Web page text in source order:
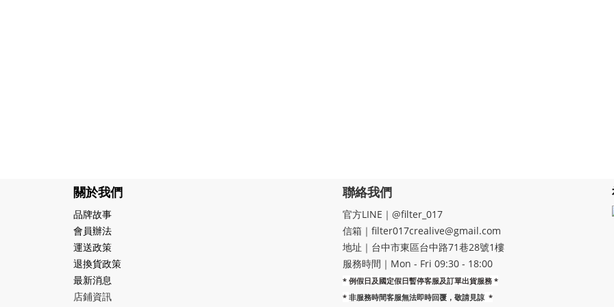
關於我們
品牌故事
會員辦法
運送政策
退換貨政策
最新消息
店鋪資訊
聯絡我們
官方LINE｜@filter_017
信箱｜filter017crealive@gmail.com
地址｜​台中市東區台中路71巷28號1樓
服務時間｜Mon - Fri 09:30 - 18:00
* 例假日及國定假日暫停客服及訂單出貨服務 *
* 非服務時間客服無法即時回覆，敬請見諒 *